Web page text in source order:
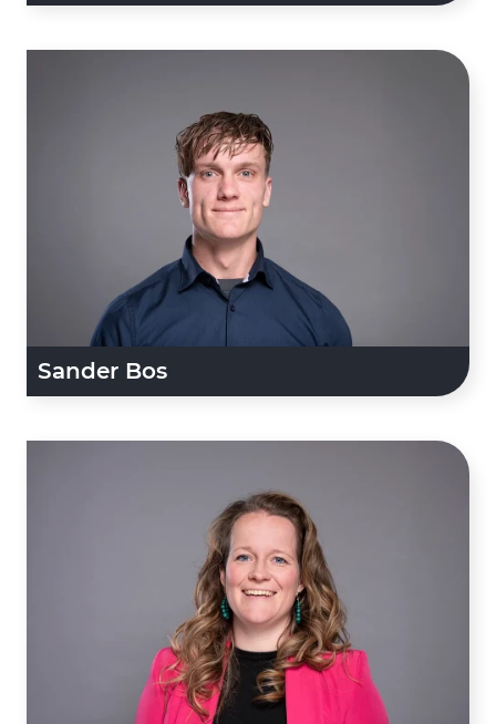
Sander Bos